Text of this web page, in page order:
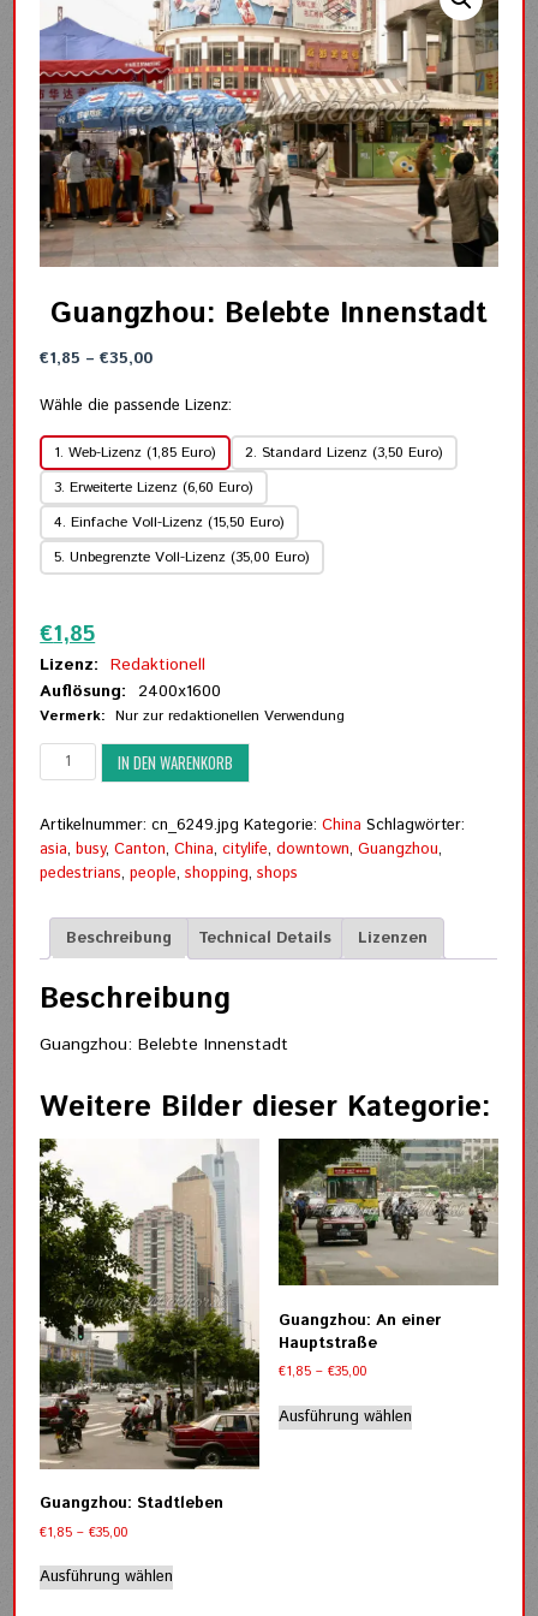
Guangzhou: Belebte Innenstadt
€1,85 –€35,00Preisspanne:
bis
€35,00
Wähle die passende Lizenz:
1. Web-Lizenz (1,85 Euro)
2. Standard Lizenz (3,50 Euro)
3. Erweiterte Lizenz (6,60 Euro)
4. Einfache Voll-Lizenz (15,50 Euro)
5. Unbegrenzte Voll-Lizenz (35,00 Euro)
€1,85
Lizenz: Redaktionell
Auflösung: 2400x1600
Vermerk: Nur zur redaktionellen Verwendung
Guangzhou:
Belebte
Menge
IN DEN WARENKORB
Artikelnummer:cn_6249.jpg Kategorie:China Schlagwörter:
asia,busy,Canton,China,citylife,downtown,Guangzhou,
pedestrians,people,shopping,shops
Beschreibung Technical Details Lizenzen
Beschreibung
Guangzhou: Belebte Innenstadt
Weitere Bilder dieser Kategorie:
Guangzhou: Stadtleben
€1,85 –€35,00Preisspanne:
bis
€35,00
Ausführung wählen
Dieses
Produkt
Guangzhou: An einer
Hauptstraße
€1,85 – €35,00Preisspanne:
bis
€35,00
Ausführung wählenProdukt